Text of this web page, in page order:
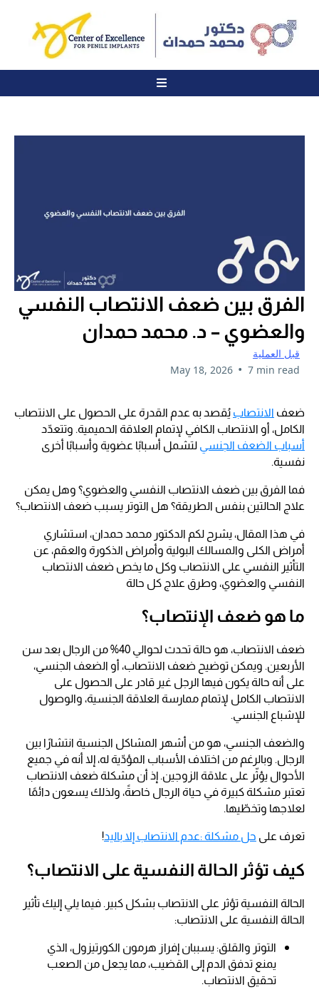
الفرق بين ضعف الانتصاب النفسي
والعضوي – د. محمد حمدان
قبل العملية
May 18, 2026 • 7 min read
ضعف الانتصاب يُقصد به عدم القدرة على الحصول على الانتصاب
الكامل، أو الانتصاب الكافي لإتمام العلاقة الحميمية. وتتعدّد
أسباب الضعف الجنسي لتشمل أسبابًا عضوية وأسبابًا أخرى
نفسية.
فما الفرق بين ضعف الانتصاب النفسي والعضوي؟ وهل يمكن
علاج الحالتين بنفس الطريقة؟ هل التوتر يسبب ضعف الانتصاب؟
في هذا المقال، يشرح لكم الدكتور محمد حمدان، استشاري
أمراض الكلى والمسالك البولية وأمراض الذكورة والعقم، عن
التأثير النفسي على الانتصاب وكل ما يخص ضعف الانتصاب
النفسي والعضوي، وطرق علاج كل حالة
ما هو ضعف الإنتصاب؟
ضعف الانتصاب، هو حالة تحدث لحوالي 40% من الرجال بعد سن
الأربعين. ويمكن توضيح ضعف الانتصاب، أو الضعف الجنسي،
على أنه حالة يكون فيها الرجل غير قادر على الحصول على
الانتصاب الكامل لإتمام ممارسة العلاقة الجنسية، والوصول
للإشباع الجنسي.
والضعف الجنسي، هو من أشهر المشاكل الجنسية انتشارًا بين
الرجال. وبالرغم من اختلاف الأسباب المؤدّية له، إلا أنه في جميع
الأحوال يؤثّر على علاقة الزوجين. إذ أن مشكلة ضعف الانتصاب
تعتبر مشكلة كبيرة في حياة الرجال خاصةً، ولذلك يسعون دائمًا
لعلاجها وتخطّيها.
تعرف على حل مشكلة :عدم الانتصاب إلا باليد!
كيف تؤثر الحالة النفسية على الانتصاب؟
الحالة النفسية تؤثر على الانتصاب بشكل كبير. فيما يلي إليك تأثير
الحالة النفسية على الانتصاب:
التوتر والقلق: يسببان إفراز هرمون الكورتيزول، الذي
يمنع تدفق الدم إلى القضيب، مما يجعل من الصعب
تحقيق الانتصاب.